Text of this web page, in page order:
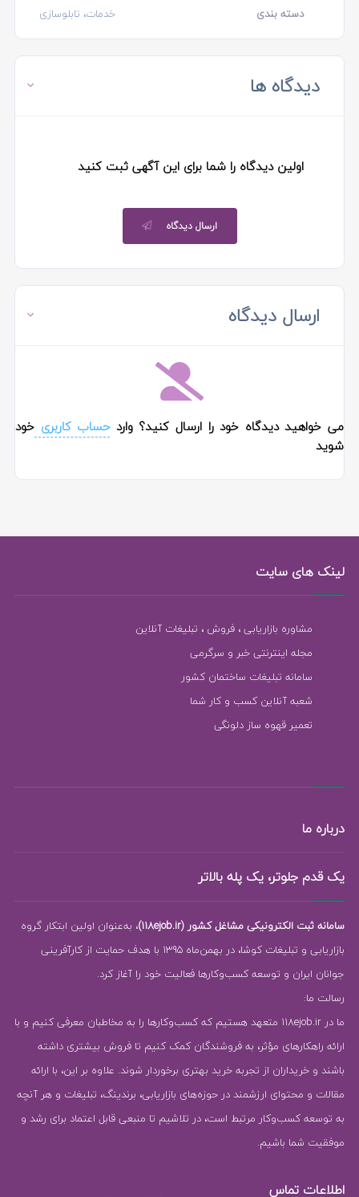
دسته بندی خدمات، تابلوسازی
دیدگاه ها
اولین دیدگاه را شما برای این آگهی ثبت کنید
ارسال دیدگاه
ارسال دیدگاه
می خواهید دیدگاه خود را ارسال کنید؟ واردحساب کاربریخود
شوید
لینک های سایت
مشاوره بازاریابی ، فروش ، تبلیغات آنلاین
مجله اینترنتی خبر و سرگرمی
سامانه تبلیغات ساختمان کشور
شعبه آنلاین کسب و کار شما
تعمیر قهوه ساز دلونگی
درباره ما
یک قدم جلوتر، یک پله بالاتر
سامانه ثبت الکترونیکی مشاغل کشور (118ejob.ir)
، به‌عنوان اولین ابتکار گروه
بازاریابی و تبلیغات کوشا، در بهمن‌ماه 1395 با هدف حمایت از کارآفرینی
جوانان ایران و توسعه کسب‌وکارها فعالیت خود را آغاز کرد.
رسالت ما:
ما در 118ejob.ir متعهد هستیم که کسب‌وکارها را به مخاطبان معرفی کنیم و با
ارائه راهکارهای مؤثر، به فروشندگان کمک کنیم تا فروش بیشتری داشته
باشند و خریداران از تجربه خرید بهتری برخوردار شوند. علاوه بر این، با ارائه
مقالات و محتوای ارزشمند در حوزه‌های بازاریابی، برندینگ، تبلیغات و هر آنچه
به توسعه کسب‌وکار مرتبط است، در تلاشیم تا منبعی قابل اعتماد برای رشد و
موفقیت شما باشیم.
اطلاعات تماس